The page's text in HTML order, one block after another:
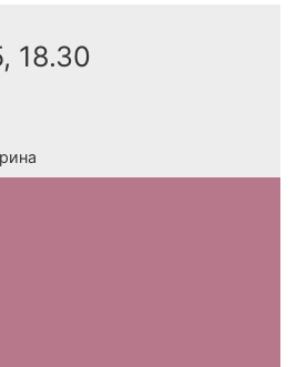
18.30